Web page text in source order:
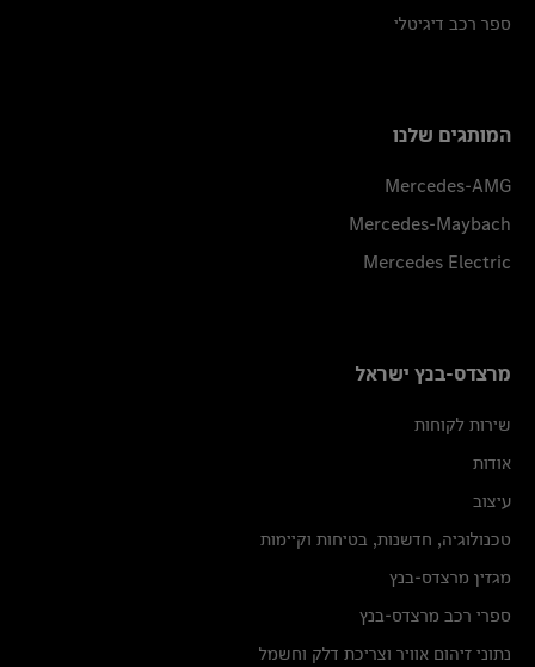
ספר רכב דיגיטלי
המותגים שלנו
Mercedes-AMG
Mercedes-Maybach
Mercedes Electric
מרצדס-בנץ ישראל
שירות לקוחות
אודות
עיצוב
טכנולוגיה, חדשנות, בטיחות וקיימות
מגזין מרצדס-בנץ
ספרי רכב מרצדס-בנץ
נתוני זיהום אוויר וצריכת דלק וחשמל